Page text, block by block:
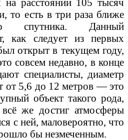
то есть в три раза ближе
спутника. Данный
как следует из первых
открыт в текущем году,
совсем недавно, в конце
специалисты, диаметр
от 5,6 до 12 метров — это
объект такого рода,
же достиг атмосферы
с ней, маловероятно, что
бы незмеченным.